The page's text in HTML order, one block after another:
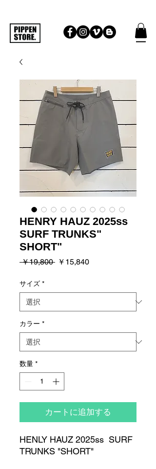
HENRY HAUZ 2025ss
SURF TRUNKS"
SHORT"
￥19,800 通
格
￥15,840セ
価
サイズ *
カラー *
数量 *
カートに追加する
HENLY HAUZ 2025ss SURF
TRUNKS "SHORT"